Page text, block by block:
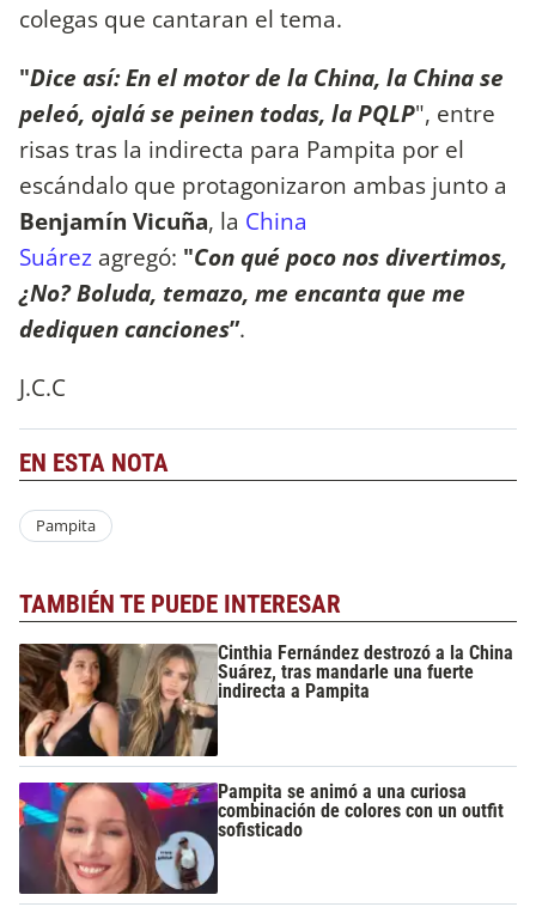
colegas que cantaran el tema.
"Dice así: En el motor de la China, la China se
peleó, ojalá se peinen todas, la PQLP", entre
risas tras la indirecta para Pampita por el
escándalo que protagonizaron ambas junto a
Benjamín Vicuña, la China
Suárez agregó: "Con qué poco nos divertimos,
¿No? Boluda, temazo, me encanta que me
dediquen canciones”.
J.C.C
EN ESTA NOTA
Pampita
TAMBIÉN TE PUEDE INTERESAR
Cinthia Fernández destrozó a la China
Suárez, tras mandarle una fuerte
indirecta a Pampita
Pampita se animó a una curiosa
combinación de colores con un outfit
sofisticado